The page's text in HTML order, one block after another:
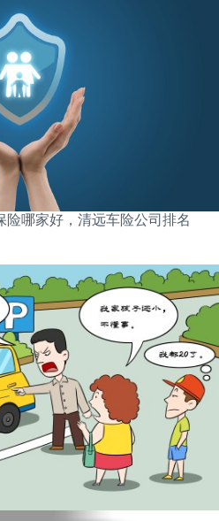
哪家好，清远车险公司排名